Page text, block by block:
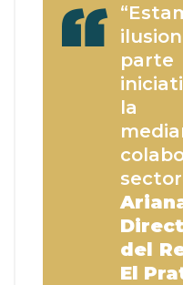
la
del
El